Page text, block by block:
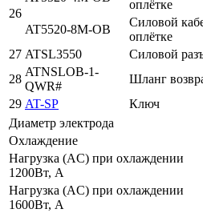
26
оплётке
AT5520-8M-OB
Силовой
оплётке
27 ATSL3550
Силовой
28
ATNSLOB-1-
QWR#
Шланг
29 AT-SP
Ключ
Диаметр электрода
Охлаждение
Нагрузка (AC) при охлаждении
1200Вт, A
Нагрузка (AC) при охлаждении
1600Вт, A